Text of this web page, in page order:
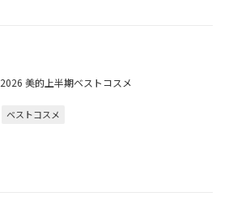
2026 美的上半期ベストコスメ
ベストコスメ